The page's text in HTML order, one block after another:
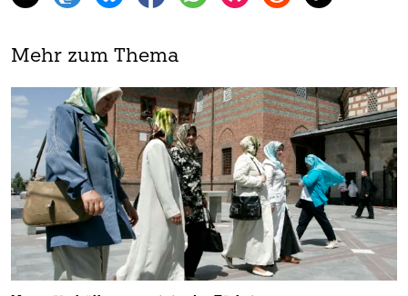
Mehr zum Thema